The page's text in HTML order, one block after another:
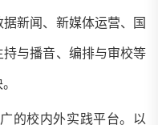
新闻、新媒体运营、国
与播音、编排与审校等
的校内外实践平台。以